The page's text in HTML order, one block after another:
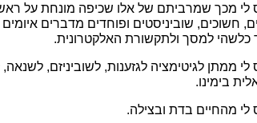
לי מכך שמרביתם של אלו שכיפה מונחת על
חשוכים, שוביניסטים ופוחדים מדברים
כלשהי למסך ולתקשורת האלקטרונית.
לי ממתן לגיטימציה לגזענות, לשוביניזם,
בימינו.
לי מהחיים בדת ובצילה.